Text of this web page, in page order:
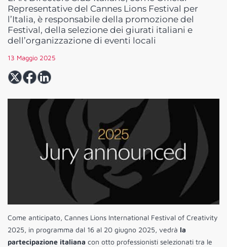
Representative del Cannes Lions Festival per
l’Italia, è responsabile della promozione del
Festival, della selezione dei giurati italiani e
dell’organizzazione di eventi locali
13 Maggio 2025
Come anticipato, Cannes Lions International Festival of Creativity
2025, in programma dal 16 al 20 giugno 2025, vedrà la
partecipazione italiana con otto professionisti selezionati tra le